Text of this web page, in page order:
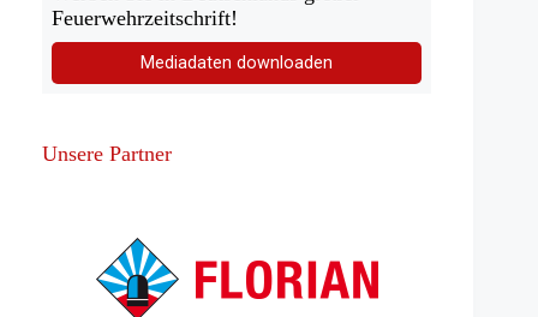
Feuerwehrzeitschrift!
Mediadaten downloaden
Unsere Partner